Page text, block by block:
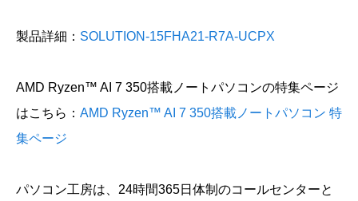
製品詳細： SOLUTION-15FHA21-R7A-UCPX
AMD Ryzen™ AI 7 350搭載ノートパソコンの特集ページ
はこちら： AMD Ryzen™ AI 7 350搭載ノートパソコン 特
集ページ
パソコン工房は、24時間365日体制のコールセンターと